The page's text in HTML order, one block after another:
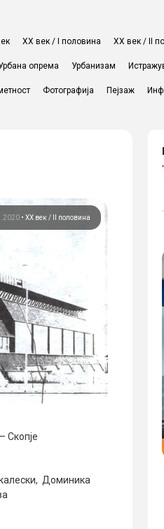
ХХ век / I половина ХХ век / II
опрема Урбанизам
Фотографија Пејзаж
• ХХ век / II половина
Скопје
Доминика